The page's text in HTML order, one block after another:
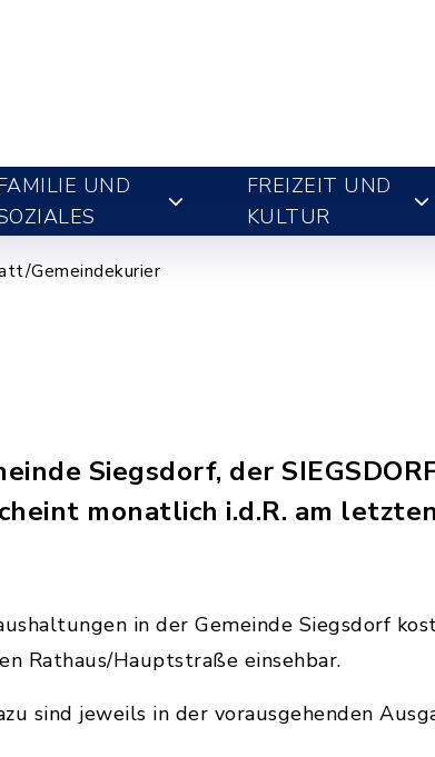
UND
FREIZEIT UND
KULTUR
Gemeindekurier
Siegsdorf, der
monatlich i.d.R. am
in der Gemeinde Siegsdorf
Rathaus/Hauptstraße einsehbar.
sind jeweils in der vorausgehenden